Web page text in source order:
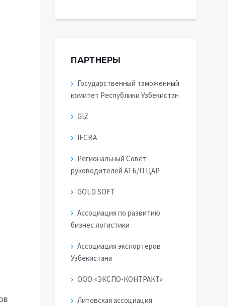
ПАРТНЕРЫ
Государственный таможенный
комитет Республики Узбекистан
GIZ
IFCBA
Региональный Совет
руководителей АТБ/П ЦАР
GOLD SOFT
Ассоциация по развитию
бизнес логистики
Ассоциация экспортеров
Узбекистана
ООО «ЭКСПО-КОНТРАКТ»
Литовская ассоциация